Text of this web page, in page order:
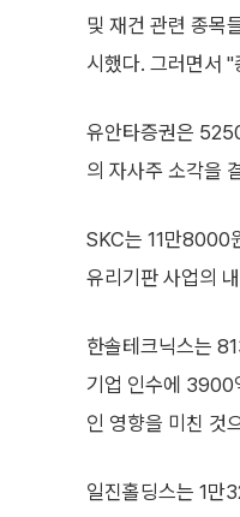
및 재건 관련 종목
시했다. 그러면서
유안타증권은
의 자사주 소각을
SKC는 11만8000
유리기판 사업의
한솔테크닉스는
기업 인수에 3900
인 영향을 미친 것
일진홀딩스는 1만